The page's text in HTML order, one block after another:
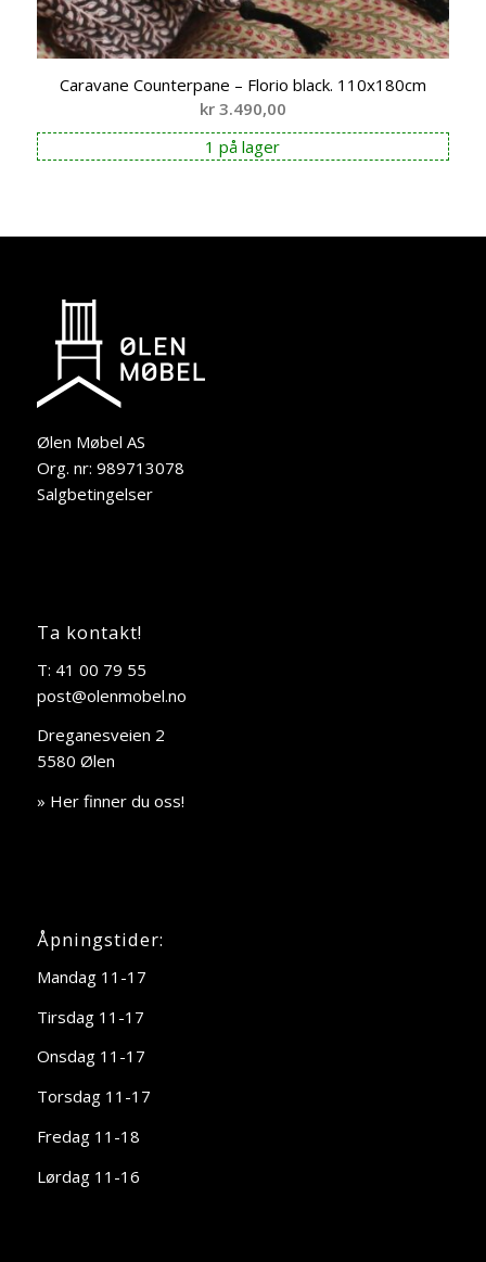
Caravane Counterpane – Florio black. 110x180cm
kr3.490,00
1 på lager
Ølen Møbel AS
Org. nr: 989713078
Salgbetingelser
Ta kontakt!
T: 41 00 79 55
post@olenmobel.no
Dreganesveien 2
5580 Ølen
» Her finner du oss!
Åpningstider:
Mandag 11-17
Tirsdag 11-17
Onsdag 11-17
Torsdag 11-17
Fredag 11-18
Lørdag 11-16